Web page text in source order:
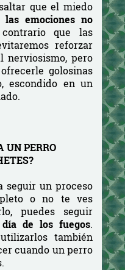
que el miedo
las emociones no
que las
reforzar
nerviosismo, pero
golosinas
escondido en un
UN PERRO
seguir un proceso
o no te ves
puedes seguir
de los fuegos.
también
cuando un perro